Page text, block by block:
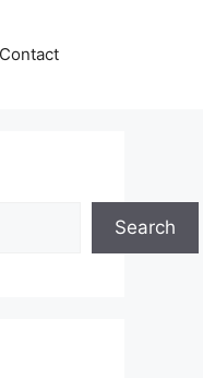
Contact
Search